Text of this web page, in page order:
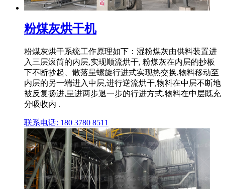
粉煤灰烘干机
粉煤灰烘干系统工作原理如下：湿粉煤灰由供料装置进
入三层滚筒的内层,实现顺流烘干, 粉煤灰在内层的抄板
下不断抄起、散落呈螺旋行进式实现热交换,物料移动至
内层的另一端进入中层,进行逆流烘干,物料在中层不断地
被反复扬进,呈进两步退一步的行进方式,物料在中层既充
分吸收内 .
联系电话: 180 3780 8511